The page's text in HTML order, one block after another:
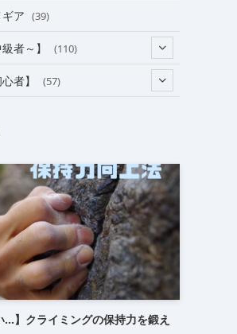
ア (39)
者～】 (110)
(24)
者】 (57)
(16)
…】クライミングの保持力を鍛え